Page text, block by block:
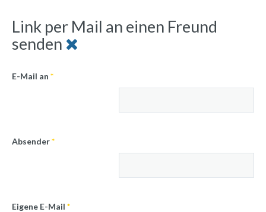
Link per Mail an einen Freund
senden
E-Mail an *
Absender*
Eigene E-Mail *